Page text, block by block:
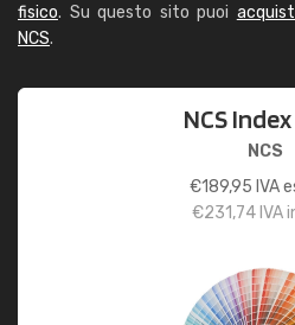
fisico. Su questo sito puoi
NCS.
NCS
NCS
€189,95 IVA
€231,74IVA